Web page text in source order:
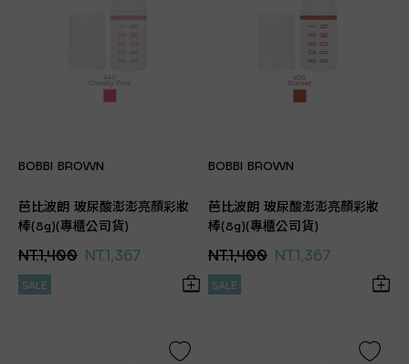
BOBBI BROWN
芭比波朗 玻尿酸澎澎亮顏彩妝
棒(8g)(專櫃公司貨)
NT.1,400 NT.1,367
SALE
BOBBI BROWN
芭比波朗 玻尿酸澎澎亮顏彩妝
棒(8g)(專櫃公司貨)
NT.1,400 NT.1,367
SALE